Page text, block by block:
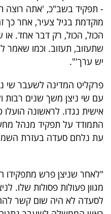
- תפקיד בשב"כ, 'אתה רוצה
הכול, הכול, רק דבר אחד. או
שתעזוב, תעזוב. וכמו
יש ערך'".
פרקליט המדינה לשעבר שי
עם שי ניצן משך שנים
אישית נגדו. לראשונה
התמודד על תפקיד מנהל
עת נלחם סעדה בעזרת
"לאחר שניצן פרש
מגוון פעולות פסולות שלו.
לסעדה לא היה שום קשר